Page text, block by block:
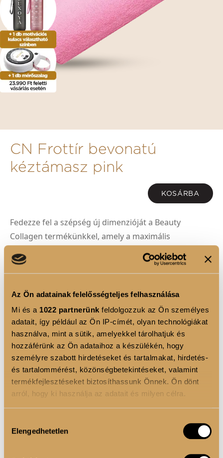
Az Ön adatainak felelősségteljes felhasználása
Mi és a 1022 partnerünk feldolgozzuk az Ön személyes
adatait, így például az Ön IP-címét, olyan technológiákat
használva, mint a sütik, amelyekkel tárolhatjuk és
hozzáférünk az Ön adataihoz a készülékén, hogy
személyre szabott hirdetéseket és tartalmakat, hirdetés-
és tartalommérést, közönségbetekintéseket, valamint
termékfejlesztéseket biztosíthassunk Önnek. Ön dönt
arról, hogy ki használja az adatait és milyen célra.
Információgyűjtés az Ön földrajzi elhelyezkedéséről
Az Ön készülékén beazonosítása annak konkrét
kiválasztása
Elengedhetetlen
CN Frottír bevonatú
kéztámasz pink
KOSÁRBA
Fedezze fel a szépség új dimenzióját a Beauty
Collagen termékünkkel, amely a maximális
hatékonyság érdekében kombinálja a kollagént és a
hialuronsavat. Ez a prémium minőségű formulánk
fiatalságát és rugalmasságát kívánják megőrizni.
1
TERMÉKLEÍRÁS